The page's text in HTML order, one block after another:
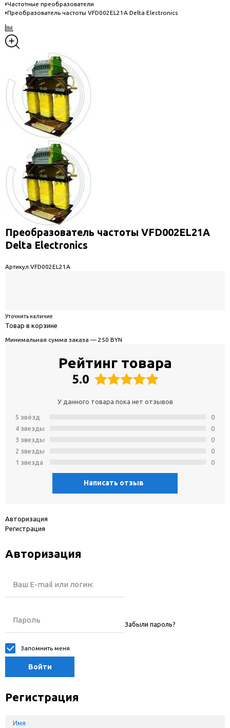
Частотные преобразователи
Преобразователь частоты VFD002EL21A Delta Electronics
Преобразователь частоты VFD002EL21A
Delta Electronics
Артикул:VFD002EL21A
Уточнить наличие
Товар в корзине
Минимальная сумма заказа — 250 BYN
Рейтинг товара
5.0
У данного товара пока нет отзывов
5 звёзд
4 звeзды
3 звeзды
2 звeзды
1 звeзда
0
0
0
0
0
Написать отзыв
Авторизация
Регистрация
Авторизация
Ваш E-mail или логин:
Пароль Забыли пароль?
Запомнить меня
Войти
Регистрация
Имя